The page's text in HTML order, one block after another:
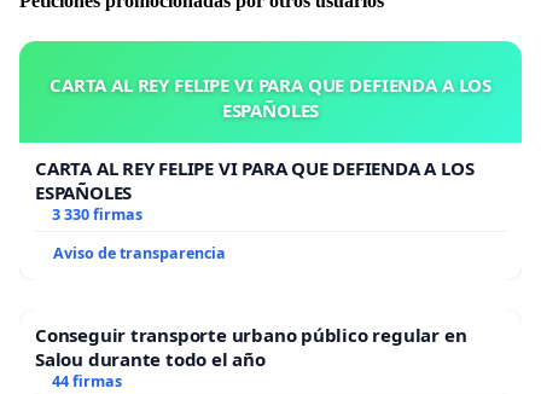
CARTA AL REY FELIPE VI PARA QUE DEFIENDA A LOS
ESPAÑOLES
CARTA AL REY FELIPE VI PARA QUE DEFIENDA A LOS
ESPAÑOLES
3 330 firmas
Aviso de transparencia
Conseguir transporte urbano público regular en
Salou durante todo el año
44 firmas